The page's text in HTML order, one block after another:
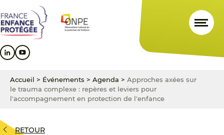
au
contenu
principal
au
menu
principal
au
pied
de
Accueil > Événements > Agenda > Approches axées sur
le trauma complexe : repères et leviers pour
l'accompagnement en protection de l'enfance
RETOUR